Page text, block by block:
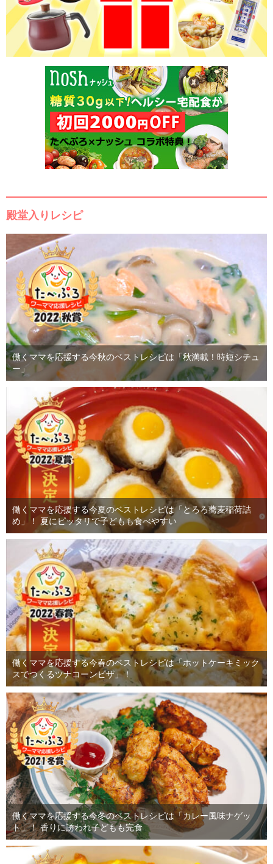
殿堂入りレシピ
働くママを応援する今秋のベストレシピは「秋満載！時短シチュ
ー」
働くママを応援する今夏のベストレシピは「とろろ蕎麦稲荷詰
め」！ 夏にピッタリで子どもも食べやすい
働くママを応援する今春のベストレシピは「ホットケーキミック
スでつくるツナコーンピザ」！
働くママを応援する今冬のベストレシピは「カレー風味ナゲッ
ト」！ 香りに誘われ子どもも完食